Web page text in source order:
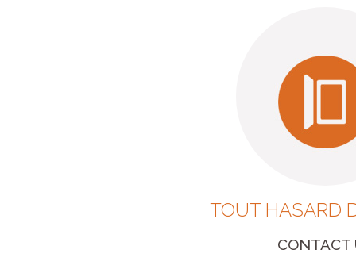
TOUT HASARD
CONTACT